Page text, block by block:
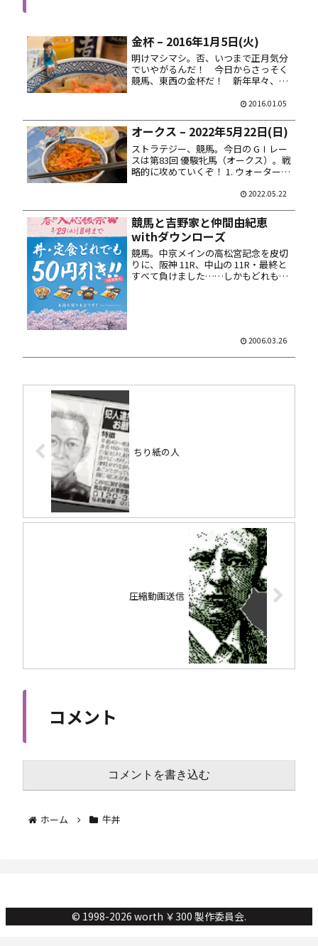
金杯 – 2016年1月5日(火)
明けマシマシ。否、いつまで正月気分
でいやがるんだ！ 今日からさっそく
競馬、東西の金杯だ！ 新年早々、
むがいいさ！ まずは第６５回 日刊ス
ネオリアリズム 5. ヤマカツ...
2016.01.05
オークス – 2022年5月22日(日)
ストラテジー、競馬。今日の GⅠレー
スは第83回 優駿牝馬（オークス）。戦
略的に攻めていくぞ！ 1. ウォーターナ
ドビバーチェ 15. ピンハイ 18. スター
2022.05.22
競馬と吉野家と仲間由紀恵
withダウンローズ
競馬。中京メインの高松宮記念を皮切
りに、阪神 11R、中山の 11R・最終と
すべて負けました……しかもどれも
2006.03.26
ちり紙の人
圧縮動画送信
コメント
コメントを書き込む
ホーム 牛丼
© 1998-2026 worth ￥300 製作委員会.